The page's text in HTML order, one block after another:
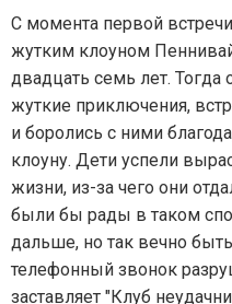
С момента первой
жутким клоуном
двадцать семь лет.
жуткие приключения,
и боролись с ними
клоуну. Дети успели
жизни, из-за чего они
были бы рады в таком
дальше, но так вечно
телефонный звонок
заставляет "Клуб